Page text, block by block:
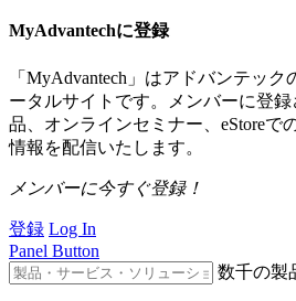
MyAdvantechに登録
「MyAdvantech」はアドバンテッ
ータルサイトです。メンバーに登
品、オンラインセミナー、eStoreで
情報を配信いたします。
メンバーに今すぐ登録！
登録 Log In
Panel Button
数千の製